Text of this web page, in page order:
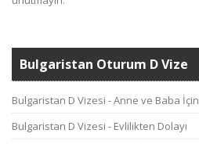
Bulgaristan Oturum D Vize
Bulgaristan D Vizesi - Anne ve Baba İçin
Bulgaristan D Vizesi - Evlilikten Dolayı